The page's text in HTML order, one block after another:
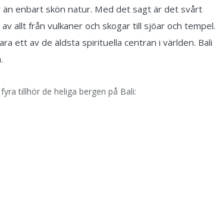
än enbart skön natur. Med det sagt är det svårt
allt från vulkaner och skogar till sjöar och tempel.
ett av de äldsta spirituella centran i världen. Bali
tillhör de heliga bergen på Bali: